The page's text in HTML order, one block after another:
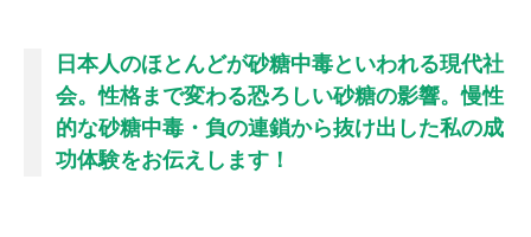
日本人のほとんどが砂糖中毒といわれる現代社
会。性格まで変わる恐ろしい砂糖の影響。慢性
的な砂糖中毒・負の連鎖から抜け出した私の成
功体験をお伝えします！